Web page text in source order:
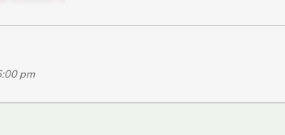
Canada, 2020, 31 min, VOFSI]
registi del Québec raccontano il loro Federico Fellini
pm